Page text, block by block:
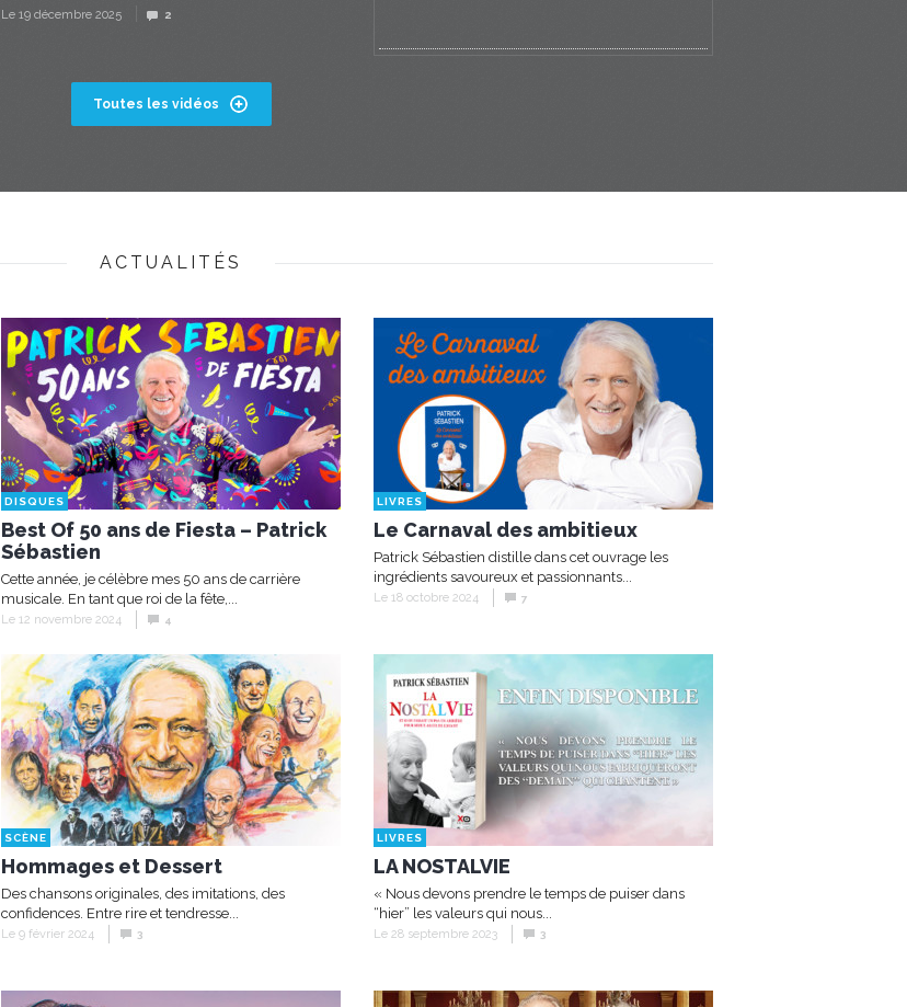
Le 19 décembre 2025 2
Toutes les vidéos
ACTUALITÉS
DISQUES
Best Of 50 ans de Fiesta – Patrick
Sébastien
Cette année, je célèbre mes 50 ans de carrière
musicale. En tant que roi de la fête,...
Le 12 novembre 2024 4
LIVRES
Le Carnaval des ambitieux
Patrick Sébastien distille dans cet ouvrage les
ingrédients savoureux et passionnants...
Le 18 octobre 2024 7
SCÈNE
Hommages et Dessert
Des chansons originales, des imitations, des
confidences. Entre rire et tendresse...
Le 9 février 2024 3
LIVRES
LA NOSTALVIE
« Nous devons prendre le temps de puiser dans
“hier” les valeurs qui nous...
Le 28 septembre 2023 3